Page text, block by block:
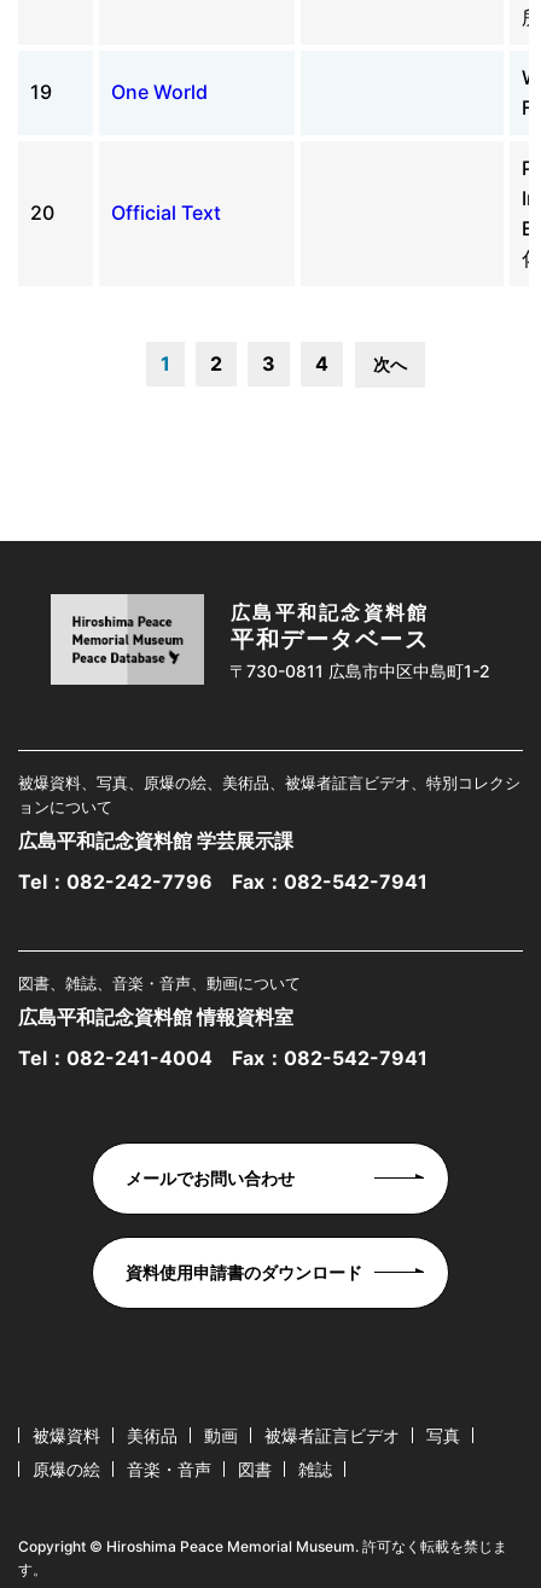
所
19 One World
20 Official Text
1 2 3 4 次へ
広島平和記念資料館
平和データベース
〒730-0811 広島市中区中島町1-2
被爆資料、写真、原爆の絵、美術品、被爆者証言ビデオ、特別コレクシ
ョンについて
広島平和記念資料館 学芸展示課
Tel： 082-242-7796 Fax：082-542-7941
図書、雑誌、音楽・音声、動画について
広島平和記念資料館 情報資料室
Tel： 082-241-4004 Fax：082-542-7941
メールでお問い合わせ
資料使用申請書のダウンロード
被爆資料 美術品 動画 被爆者証言ビデオ
写真
原爆の絵
音楽・音声 図書 雑誌
Copyright © Hiroshima Peace Memorial Museum. 許可なく転載を禁じま
す。